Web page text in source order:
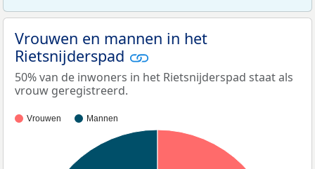
Vrouwen en mannen in het
Rietsnijderspad
50% van de inwoners in het Rietsnijderspad staat als
vrouw geregistreerd.
Vrouwen Mannen